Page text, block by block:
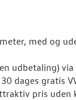
med og
via
dages gratis
pris